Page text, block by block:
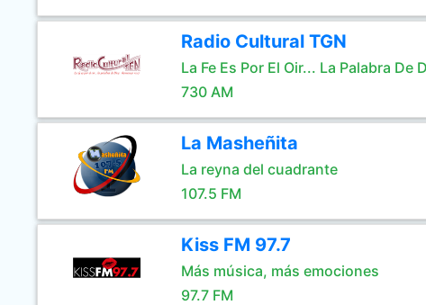
Radio Cultural TGN
La Fe Es Por El Oir... La Palabra De
730 AM
La Masheñita
La reyna del cuadrante
107.5 FM
Kiss FM 97.7
Más música, más emociones
97.7 FM